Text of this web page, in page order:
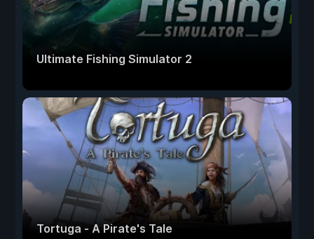
Ultimate Fishing Simulator 2
Tortuga - A Pirate's Tale